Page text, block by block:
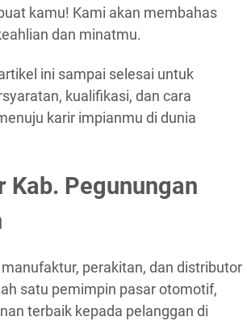
kamu! Kami akan membahas
dan minatmu.
ini sampai selesai untuk
kualifikasi, dan cara
karir impianmu di dunia
Kab. Pegunungan
perakitan, dan distributor
satu pemimpin pasar otomotif,
terbaik kepada pelanggan di